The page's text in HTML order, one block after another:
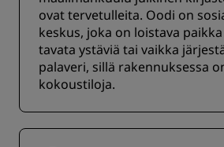
ovat tervetulleita. Oodi on
keskus, joka on loistava
tavata ystäviä tai vaikka
palaveri, sillä rakennuksessa
kokoustiloja.